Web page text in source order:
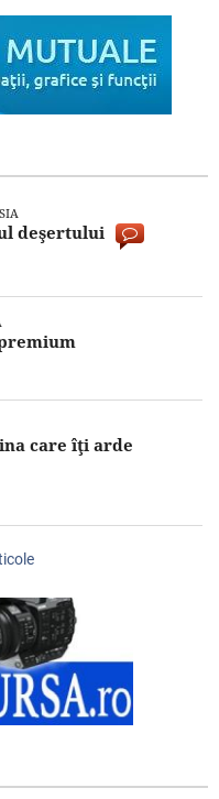
deşertului
care îţi arde